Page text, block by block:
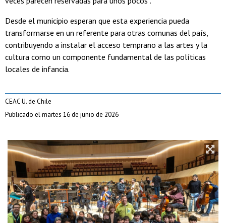
Desde el municipio esperan que esta experiencia pueda
transformarse en un referente para otras comunas del país,
contribuyendo a instalar el acceso temprano a las artes y la
cultura como un componente fundamental de las políticas
locales de infancia.
CEAC U. de Chile
Publicado el martes 16 de junio de 2026